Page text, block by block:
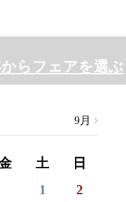
からフェアを選ぶ
土
日
1
2
9月